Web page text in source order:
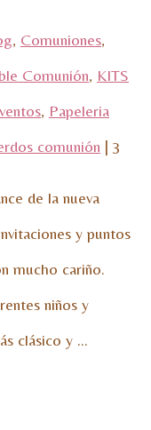
, Comuniones,
Comunión, KITS
, Papeleria
comunión | 3
de la nueva
y puntos
mucho cariño.
niños y
clásico y …